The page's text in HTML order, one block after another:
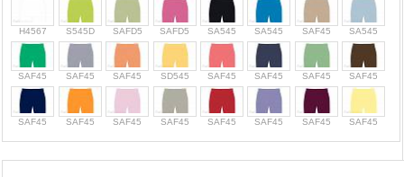
H4567 S545D SAFD5 SAFD5 SA545 SA545 SAF45 SA545
SAF45 SAF45 SAF45 SD545 SAF45 SAF45 SAF45 SAF45
SAF45 SAF45 SAF45 SAF45 SAF45 SAF45 SAF45 SAF45